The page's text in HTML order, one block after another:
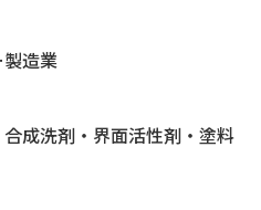
造業
成洗剤・界面活性剤・塗料